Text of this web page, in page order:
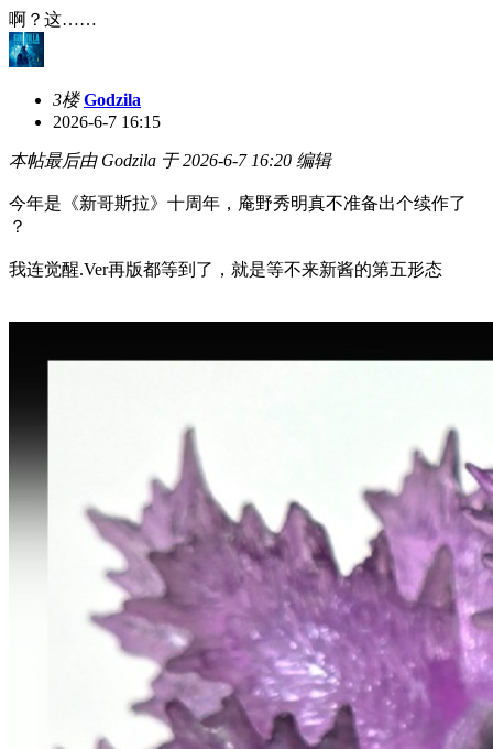
啊？这……
3楼 Godzila
2026-6-7 16:15
本帖最后由 Godzila 于 2026-6-7 16:20 编辑
今年是《新哥斯拉》十周年，庵野秀明真不准备出个续作了
？
我连觉醒.Ver再版都等到了，就是等不来新酱的第五形态